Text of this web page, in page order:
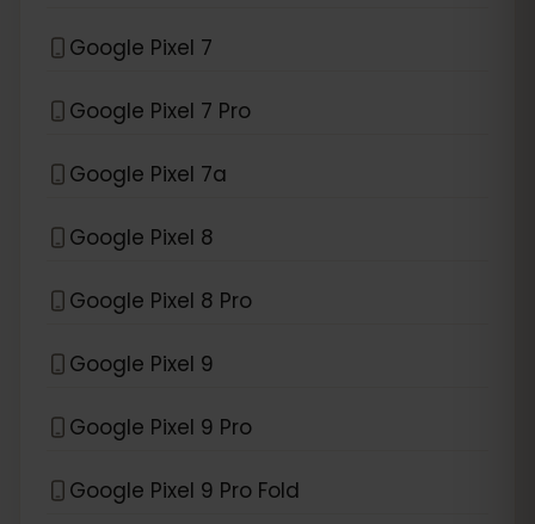
Google Pixel 7
Google Pixel 7 Pro
Google Pixel 7a
Google Pixel 8
Google Pixel 8 Pro
Google Pixel 9
Google Pixel 9 Pro
Google Pixel 9 Pro Fold